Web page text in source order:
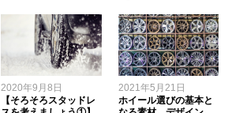
2020年9月8日
【そろそろスタッドレ
2021年5月21日
ホイール選びの基本と